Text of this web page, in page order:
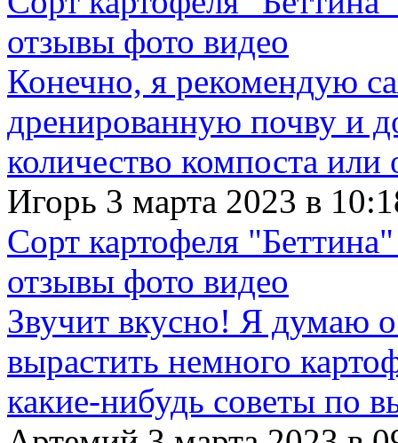
отзывы фото видео
Конечно, я рекомендую
дренированную почву и
количество компоста
Игорь 3 марта 2023 в
Сорт картофеля
отзывы фото видео
Звучит вкусно! Я думаю
вырастить немного
какие-нибудь советы по